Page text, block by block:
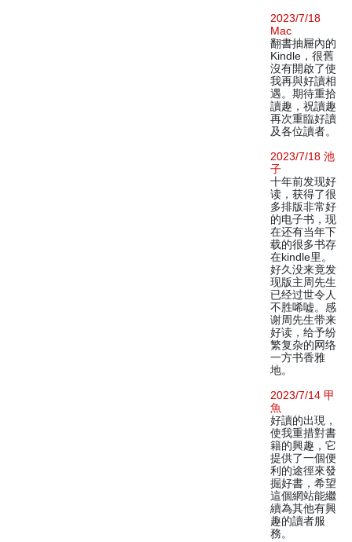
2023/7/18
Mac
翻書抽屜內的
Kindle，很舊
沒有開啟了使
我再與好讀相
遇。期待重拾
讀趣，祝讀趣
再次重臨好讀
及各位讀者。
2023/7/18 池
子
十年前发现好
读，获得了很
多排版非常好
的电子书，现
在还有当年下
载的很多书存
在kindle里。
好久没来竟发
现版主周先生
已经过世令人
不胜唏嘘。感
谢周先生带来
好读，给予纷
繁复杂的网络
一方书香雅
地。
2023/7/14 甲
魚
好讀的出現，
使我重措對書
籍的興趣，它
提供了一個便
利的途徑來發
掘好書，希望
這個網站能繼
續為其他有興
趣的讀者服
務。